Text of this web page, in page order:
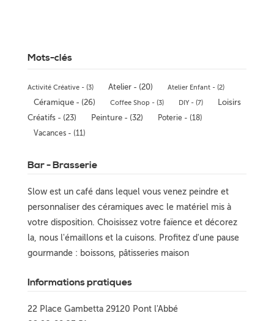
Mots-clés
Activité Créative - (3) Atelier - (20) Atelier Enfant - (2)
Céramique - (26) Coffee Shop - (3) DIY - (7)
Loisirs
Créatifs - (23)
Peinture - (32)
Poterie - (18)
Vacances - (11)
Bar - Brasserie
Slow est un café dans lequel vous venez peindre et
personnaliser des céramiques avec le matériel mis à
votre disposition. Choisissez votre faïence et décorez
la, nous l'émaillons et la cuisons. Profitez d'une pause
gourmande : boissons, pâtisseries maison
Informations pratiques
22 Place Gambetta 29120 Pont l'Abbé